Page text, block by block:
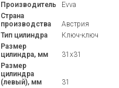
Производитель
Evva
Страна
производства
Австрия
Тип цилиндра
Ключ-ключ
Размер
цилиндра, мм
31x31
Размер
цилиндра
(левый), мм
31